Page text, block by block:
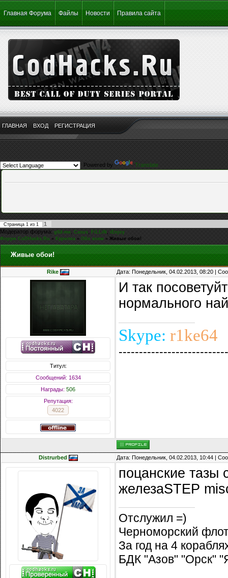
Главная Форума Файлы Новости Правила сайта
ГЛАВНАЯ ВХОД РЕГИСТРАЦИЯ
Powered by Translate
Страница 1 из 1
1
Модератор форума:g0d-me,Casus, FiLLiN,iEnjoy
Форум CoDHacks.Ru » Курилка » Обо всем » Живые обои!
Живые обои!
Rike Дата: Понедельник, 04.02.2013, 08:20 |
Титул:
Сообщений: 1634
Награды: 506
Репутация:
4022
И так
нормального
Skype: r1ke64
Distrurbed Дата: Понедельник, 04.02.2013, 10:44 |
поцанские тазы
железаSTEP
Отслужил =)
Черноморский
За год на 4
БДК "Азов" "Орск"